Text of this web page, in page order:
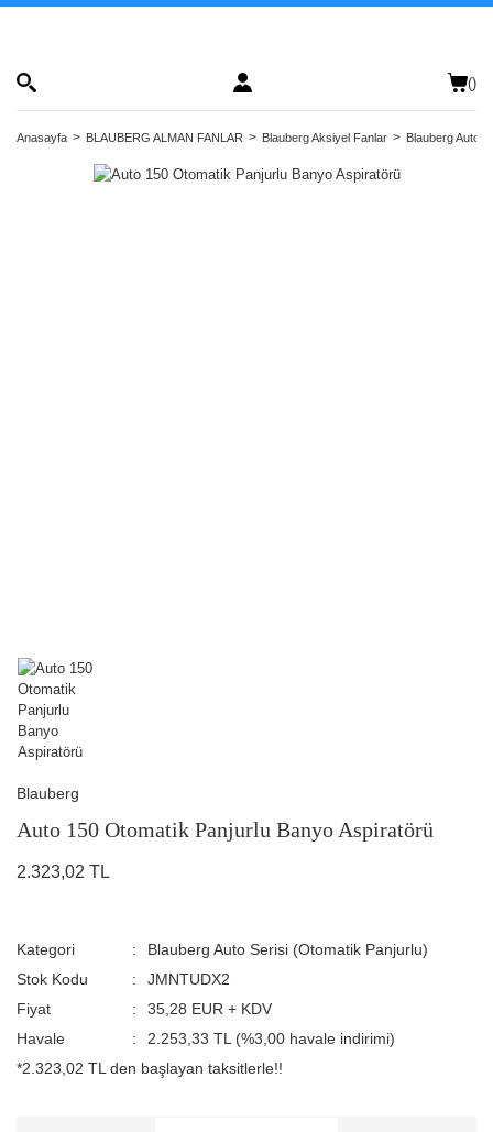
()
Anasayfa BLAUBERG ALMAN FANLAR Blauberg Aksiyel Fanlar Blauberg Auto
Blauberg
Auto 150 Otomatik Panjurlu Banyo Aspiratörü
2.323,02 TL
Kategori
Blauberg Auto Serisi (Otomatik Panjurlu)
Stok Kodu
JMNTUDX2
Fiyat
35,28 EUR + KDV
Havale
2.253,33 TL (%3,00 havale indirimi)
*2.323,02 TL den başlayan taksitlerle!!